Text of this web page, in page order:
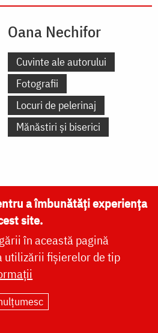
Oana Nechifor
Cuvinte ale autorului
Fotografii
Locuri de pelerinaj
Mănăstiri și biserici
IAŞILOR
mai multe »
a îmbunătăți experiența
site.
în această pagină
utilizării fișierelor de tip